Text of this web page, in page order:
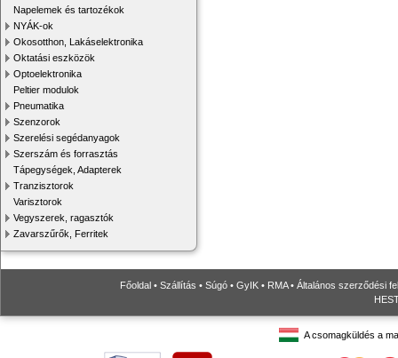
Napelemek és tartozékok
NYÁK-ok
Okosotthon, Lakáselektronika
Oktatási eszközök
Optoelektronika
Peltier modulok
Pneumatika
Szenzorok
Szerelési segédanyagok
Szerszám és forrasztás
Tápegységek, Adapterek
Tranzisztorok
Varisztorok
Vegyszerek, ragasztók
Zavarszűrők, Ferritek
Főoldal • Szállítás • Súgó • GyIK • RMA• Általános szerződési
A csomagküldés a